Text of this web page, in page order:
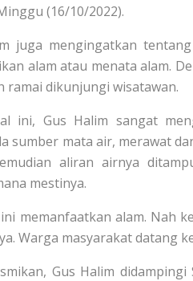
(16/10/2022).
juga mengingatkan
alam atau menata alam.
ramai dikunjungi wisatawan.
ini, Gus Halim sangat
sumber mata air, merawat
aliran airnya
mestinya.
memanfaatkan alam. Nah
Warga masyarakat datang
Gus Halim